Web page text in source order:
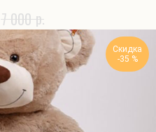
7 000 р.
Скидка
-35 %